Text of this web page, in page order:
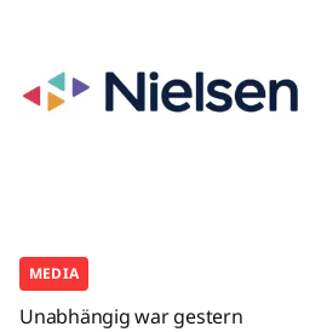
MEDIA
Unabhängig war gestern